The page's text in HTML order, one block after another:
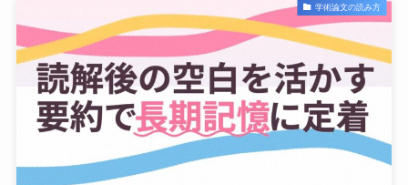
学術論文の読み方